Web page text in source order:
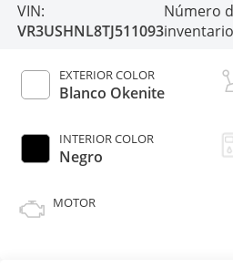
VIN:
VR3USHNL8TJ511093
Número
EXTERIOR COLOR
Blanco Okenite
INTERIOR COLOR
Negro
MOTOR